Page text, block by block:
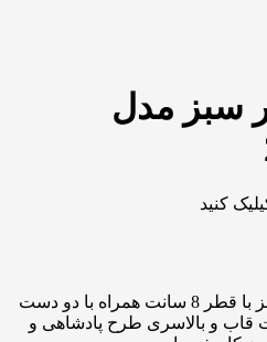
سبز مدل
کنید
در نمونه بالا سنگ قبر مرمر سبز با قطر 8 سانت همراه با دو دست
قاب و بالاسری طرح پادشاهی و